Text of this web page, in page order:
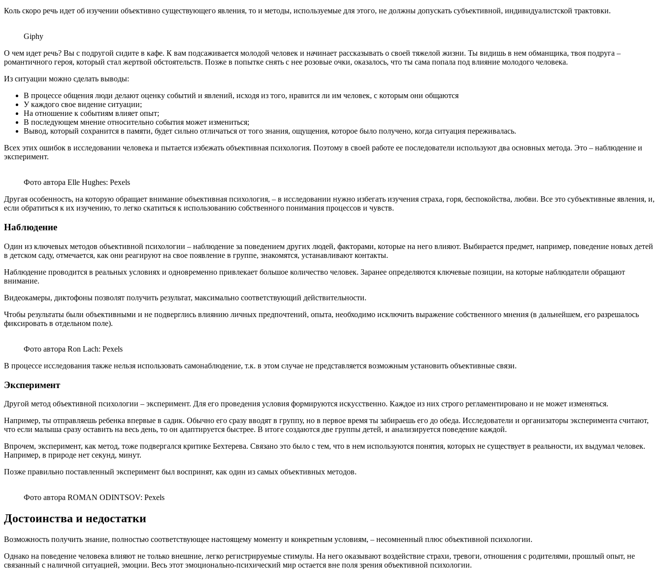
Коль скоро речь идет об изучении объективно существующего явления, то и методы, используемые для этого, не должны допускать субъективной, индивидуалистской трактовки.
Giphy
О чем идет речь? Вы с подругой сидите в кафе. К вам подсаживается молодой человек и начинает рассказывать о своей тяжелой жизни. Ты видишь в нем обманщика, твоя подруга –
романтичного героя, который стал жертвой обстоятельств. Позже в попытке снять с нее розовые очки, оказалось, что ты сама попала под влияние молодого человека.
Из ситуации можно сделать выводы:
В процессе общения люди делают оценку событий и явлений, исходя из того, нравится ли им человек, с которым они общаются
У каждого свое видение ситуации;
На отношение к событиям влияет опыт;
В последующем мнение относительно события может измениться;
Вывод, который сохранится в памяти, будет сильно отличаться от того знания, ощущения, которое было получено, когда ситуация переживалась.
Всех этих ошибок в исследовании человека и пытается избежать объективная психология. Поэтому в своей работе ее последователи используют два основных метода. Это – наблюдение и
эксперимент.
Фото автора Elle Hughes: Pexels
Другая особенность, на которую обращает внимание объективная психология, – в исследовании нужно избегать изучения страха, горя, беспокойства, любви. Все это субъективные явления, и,
если обратиться к их изучению, то легко скатиться к использованию собственного понимания процессов и чувств.
Наблюдение
Один из ключевых методов объективной психологии – наблюдение за поведением других людей, факторами, которые на него влияют. Выбирается предмет, например, поведение новых детей
в детском саду, отмечается, как они реагируют на свое появление в группе, знакомятся, устанавливают контакты.
Наблюдение проводится в реальных условиях и одновременно привлекает большое количество человек. Заранее определяются ключевые позиции, на которые наблюдатели обращают
внимание.
Видеокамеры, диктофоны позволят получить результат, максимально соответствующий действительности.
Чтобы результаты были объективными и не подверглись влиянию личных предпочтений, опыта, необходимо исключить выражение собственного мнения (в дальнейшем, его разрешалось
фиксировать в отдельном поле).
Фото автора Ron Lach: Pexels
В процессе исследования также нельзя использовать самонаблюдение, т.к. в этом случае не представляется возможным установить объективные связи.
Эксперимент
Другой метод объективной психологии – эксперимент. Для его проведения условия формируются искусственно. Каждое из них строго регламентировано и не может изменяться.
Например, ты отправляешь ребенка впервые в садик. Обычно его сразу вводят в группу, но в первое время ты забираешь его до обеда. Исследователи и организаторы эксперимента считают,
что если малыша сразу оставить на весь день, то он адаптируется быстрее. В итоге создаются две группы детей, и анализируется поведение каждой.
Впрочем, эксперимент, как метод, тоже подвергался критике Бехтерева. Связано это было с тем, что в нем используются понятия, которых не существует в реальности, их выдумал человек.
Например, в природе нет секунд, минут.
Позже правильно поставленный эксперимент был воспринят, как один из самых объективных методов.
Фото автора ROMAN ODINTSOV: Pexels
Достоинства и недостатки
Возможность получить знание, полностью соответствующее настоящему моменту и конкретным условиям, – несомненный плюс объективной психологии.
Однако на поведение человека влияют не только внешние, легко регистрируемые стимулы. На него оказывают воздействие страхи, тревоги, отношения с родителями, прошлый опыт, не
связанный с наличной ситуацией, эмоции. Весь этот эмоционально-психический мир остается вне поля зрения объективной психологии.